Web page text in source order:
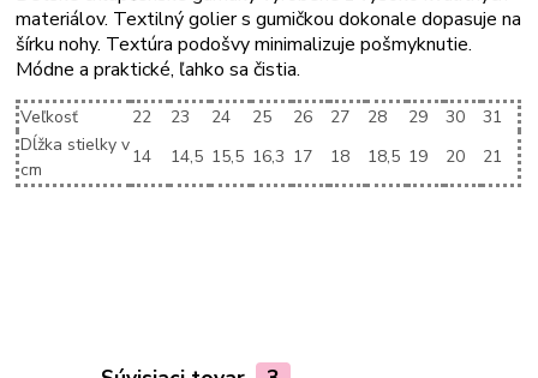
materiálov. Textilný golier s gumičkou dokonale dopasuje na
šírku nohy. Textúra podošvy minimalizuje pošmyknutie.
Módne a praktické, ľahko sa čistia.
Veľkosť 22 23 24 25 26 27 28 29 30
31
Dĺžka stielky v
cm
14 14,5 15,5 16,3 17 18 18,5 19 20 21